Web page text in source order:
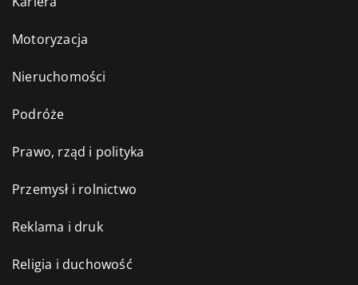
Motoryzacja
Nieruchomości
Podróże
Prawo, rząd i polityka
Przemysł i rolnictwo
Reklama i druk
Religia i duchowość